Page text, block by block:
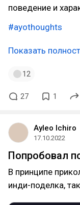
поведение и
#ayothoughts
Показать
12
27 1
Ayleo Ichiro
17.10.2022
Попробовал
В принципе
инди-поделка,